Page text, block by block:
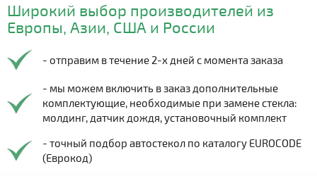
Широкий выбор производителей из
Европы, Азии, США и России
- отправим в течение 2-х дней с момента заказа
- мы можем включить в заказ дополнительные
комплектующие, необходимые при замене стекла:
молдинг, датчик дождя, установочный комплект
- точный подбор автостекол по каталогу EUROCODE
(Еврокод)